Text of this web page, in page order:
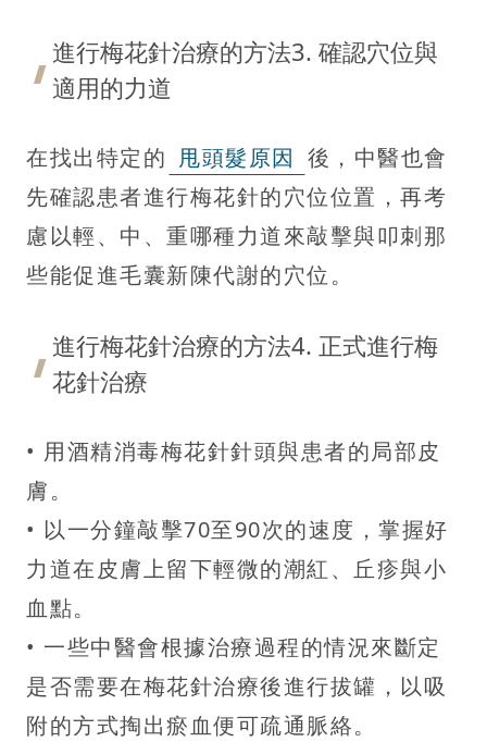
進行梅花針治療的方法3. 確認穴位與
適用的力道
在找出特定的 甩頭髮原因 後，中醫也會
先確認患者進行梅花針的穴位位置，再考
慮以輕、中、重哪種力道來敲擊與叩刺那
些能促進毛囊新陳代謝的穴位。
進行梅花針治療的方法4. 正式進行梅
花針治療
• 用酒精消毒梅花針針頭與患者的局部皮
膚。
• 以一分鐘敲擊70至90次的速度，掌握好
力道在皮膚上留下輕微的潮紅、丘疹與小
血點。
• 一些中醫會根據治療過程的情況來斷定
是否需要在梅花針治療後進行拔罐，以吸
附的方式掏出瘀血便可疏通脈絡。